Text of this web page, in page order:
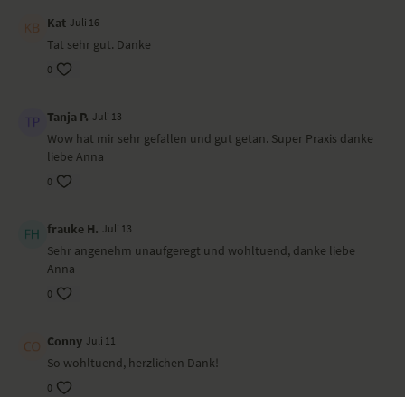
Hose von
Kat Juli 16
Tat sehr gut. Danke
0
Tanja P. Juli 13
Wow hat mir sehr gefallen und gut getan. Super Praxis danke
liebe Anna
0
frauke H. Juli 13
Sehr angenehm unaufgeregt und wohltuend, danke liebe
Anna
0
Conny Juli 11
So wohltuend, herzlichen Dank!
0